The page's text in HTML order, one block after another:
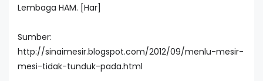
Lembaga HAM. [Har]
Sumber:
http://sinaimesir.blogspot.com/2012/09/menlu-mesir-
mesi-tidak-tunduk-pada.html